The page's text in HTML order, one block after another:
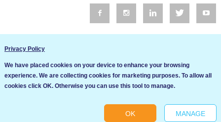
Общи условия
Cookie settings
Privacy Policy
We have placed cookies on your device to enhance your browsing
experience. We are collecting cookies for marketing purposes. To allow all
cookies click OK. Otherwise you can use this tool to manage.
OK MANAGE
Ние използваме бисквитки за да подобрим услугите си. Ако
продължите да посещавате този сайт, ние приемаме, че се